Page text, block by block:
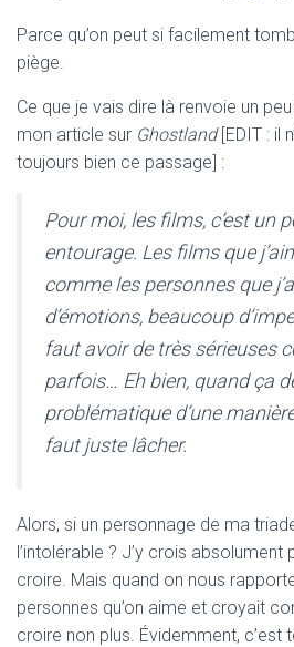
Parce qu’on peut si facilement
piège.
Ce que je vais dire là renvoie un
mon article sur Ghostland[EDIT : il
toujours bien ce passage] :
Pour moi, les films, c’est un
entourage. Les films que
comme les personnes que
d’émotions, beaucoup
faut avoir de très sérieuses
parfois… Eh bien, quand ça
problématique d’une
faut juste lâcher.
Alors, si un personnage de ma
l’intolérable ? J’y crois
croire. Mais quand on nous
personnes qu’on aime et croyait
croire non plus. Évidemment, c’est